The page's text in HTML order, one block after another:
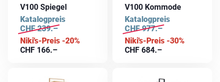
V100 Spiegel
Katalogpreis
CHF239.–
Niki's-Preis -20%
CHF 166.–
V100 Kommode
Katalogpreis
CHF977.–
Niki's-Preis -30%
CHF 684.–